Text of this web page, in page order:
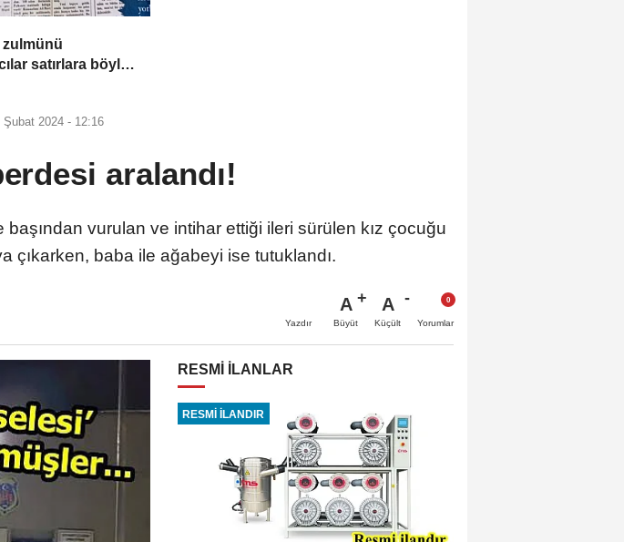
zulmünü
satırlara böyle
Şubat 2024 - 12:16
aralandı!
başından vurulan ve intihar ettiği ileri sürülen kız çocuğu
çıkarken, baba ile ağabeyi ise tutuklandı.
Yazdır
A
Büyüt
A
Küçült Yorumlar
RESMİ İLANLAR
RESMİ İLANDIR